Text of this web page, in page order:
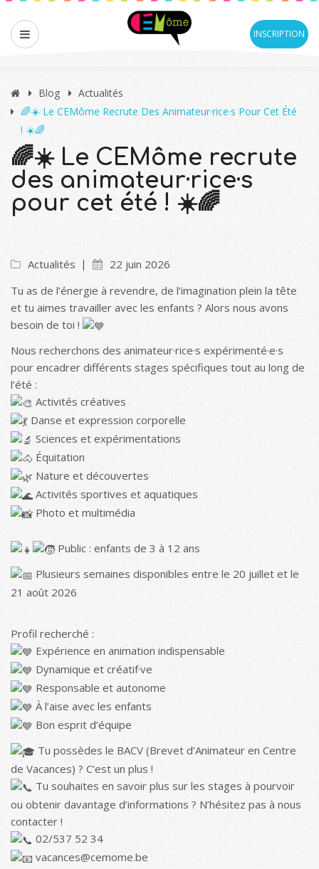
INSCRIPTION
Blog
Actualités
🌈☀️ Le CEMôme Recrute Des Animateur·rice·s Pour Cet Été
! ☀️🌈
🌈☀️ Le CEMôme recrute
des animateur·rice·s
pour cet été ! ☀️🌈
Actualités
22 juin 2026
Tu as de l’énergie à revendre, de l’imagination plein la tête
et tu aimes travailler avec les enfants ? Alors nous avons
besoin de toi !
Nous recherchons des animateur·rice·s expérimenté·e·s
pour encadrer différents stages spécifiques tout au long de
l’été :
Activités créatives
Danse et expression corporelle
Sciences et expérimentations
Équitation
Nature et découvertes
Activités sportives et aquatiques
Photo et multimédia
Public : enfants de 3 à 12 ans
Plusieurs semaines disponibles entre le 20 juillet et le
21 août 2026
Profil recherché :
Expérience en animation indispensable
Dynamique et créatif·ve
Responsable et autonome
À l’aise avec les enfants
Bon esprit d’équipe
Tu possèdes le BACV (Brevet d’Animateur en Centre
de Vacances) ? C’est un plus !
Tu souhaites en savoir plus sur les stages à pourvoir
ou obtenir davantage d’informations ? N’hésitez pas à nous
contacter !
02/537 52 34
vacances@cemome.be